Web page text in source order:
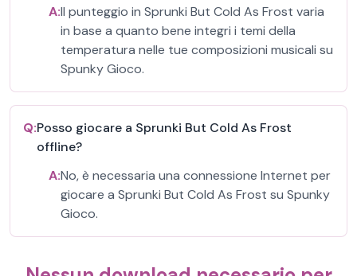
A:Il punteggio in Sprunki But Cold As Frost varia
in base a quanto bene integri i temi della
temperatura nelle tue composizioni musicali su
Spunky Gioco.
Q:Posso giocare a Sprunki But Cold As Frost
offline?
A:No, è necessaria una connessione Internet per
giocare a Sprunki But Cold As Frost su Spunky
Gioco.